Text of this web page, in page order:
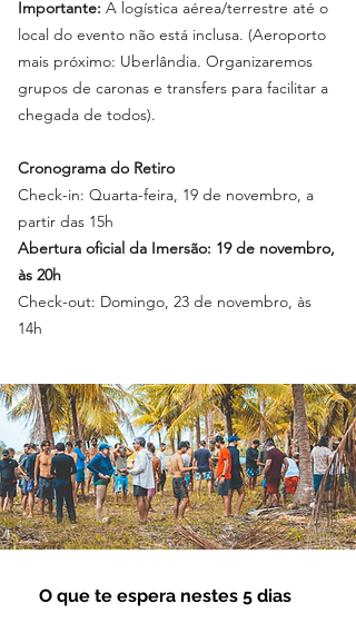
Importante: A logística aérea/terrestre até o
local do evento não está inclusa. (Aeroporto
mais próximo: Uberlândia. Organizaremos
grupos de caronas e transfers para facilitar a
chegada de todos).
Cronograma do Retiro
Check-in: Quarta-feira, 19 de novembro, a
partir das 15h
Abertura oficial da Imersão: 19 de novembro,
às 20h
Check-out: Domingo, 23 de novembro, às
14h
O que te espera nestes 5 dias